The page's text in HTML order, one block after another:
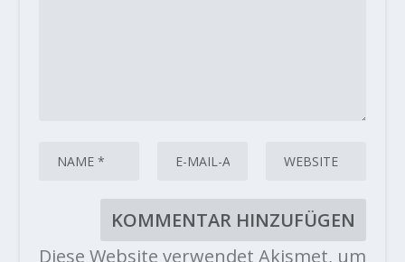
Diese Website verwendet Akismet, um